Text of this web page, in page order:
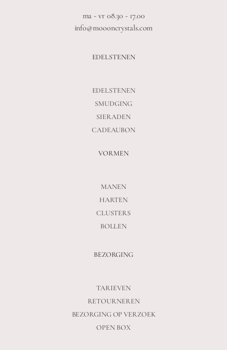
ma - vr 08.30 - 17.00
info@moooncrystals.com
EDELSTENEN
EDELSTENEN
SMUDGING
SIERADEN
CADEAUBON
VORMEN
MANEN
HARTEN
CLUSTERS
BOLLEN
BEZORGING
TARIEVEN
RETOURNEREN
BEZORGING OP VERZOEK
OPEN BOX